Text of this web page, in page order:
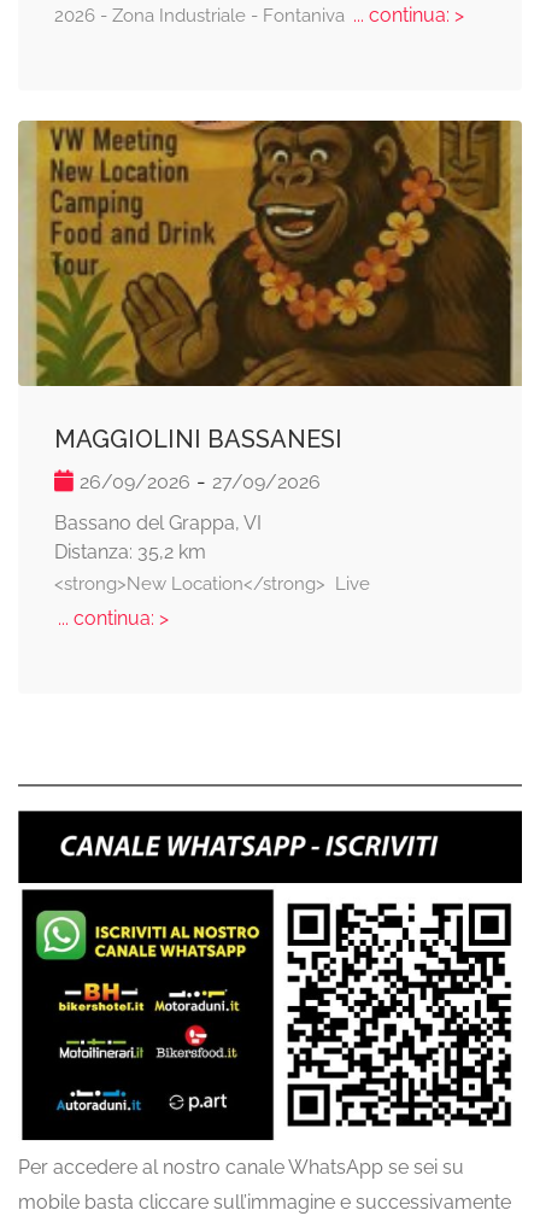
2026 - Zona Industriale - Fontaniva... continua: >
MAGGIOLINI BASSANESI
26/09/2026 - 27/09/2026
Bassano del Grappa, VI
Distanza: 35,2 km
<strong>New Location</strong>  Live
... continua: >
Per accedere al nostro canale WhatsApp se sei su
mobile basta cliccare sull’immagine e successivamente